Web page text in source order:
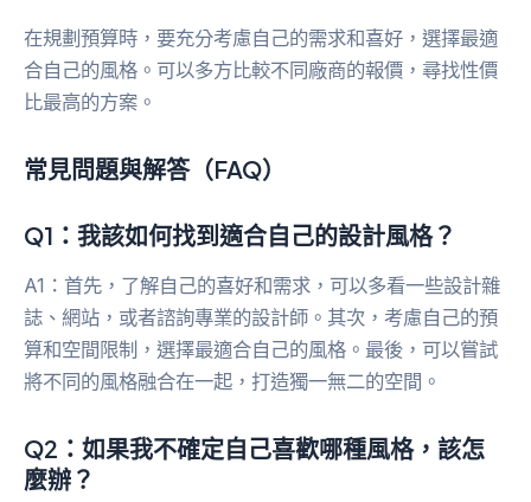
在規劃預算時，要充分考慮自己的需求和喜好，選擇最適
合自己的風格。可以多方比較不同廠商的報價，尋找性價
比最高的方案。
常見問題與解答（FAQ）
Q1：我該如何找到適合自己的設計風格？
A1：首先，了解自己的喜好和需求，可以多看一些設計雜
誌、網站，或者諮詢專業的設計師。其次，考慮自己的預
算和空間限制，選擇最適合自己的風格。最後，可以嘗試
將不同的風格融合在一起，打造獨一無二的空間。
Q2：如果我不確定自己喜歡哪種風格，該怎
麼辦？